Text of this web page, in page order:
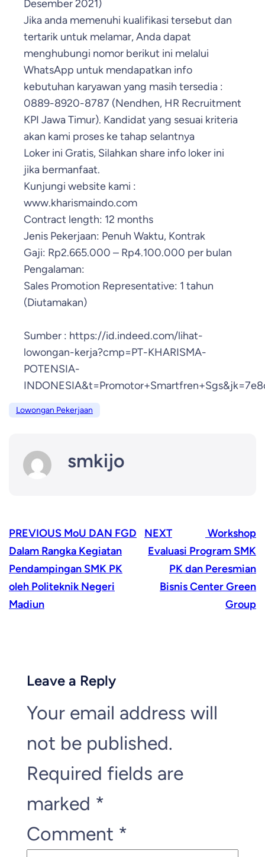
Desember 2021)
Jika anda memenuhi kualifikasi tersebut dan
tertarik untuk melamar, Anda dapat
menghubungi nomor berikut ini melalui
WhatsApp untuk mendapatkan info
kebutuhan karyawan yang masih tersedia :
0889-8920-8787 (Nendhen, HR Recruitment
KPI Jawa Timur). Kandidat yang sesuai kriteria
akan kami proses ke tahap selantnya
Loker ini Gratis, Silahkan share info loker ini
jika bermanfaat.
Kunjungi website kami :
www.kharismaindo.com
Contract length: 12 months
Jenis Pekerjaan: Penuh Waktu, Kontrak
Gaji: Rp2.665.000 – Rp4.100.000 per bulan
Pengalaman:
Sales Promotion Representative: 1 tahun
(Diutamakan)
Sumber : https://id.indeed.com/lihat-
lowongan-kerja?cmp=PT-KHARISMA-
POTENSIA-
Lowongan Pekerjaan
smkijo
PREVIOUS MoU DAN FGD
Dalam Rangka Kegiatan
Pendampingan SMK PK
oleh Politeknik Negeri
Madiun
NEXT
Workshop
Evaluasi Program SMK
PK dan Peresmian
Bisnis Center Green
Group
Leave a Reply
Your email address will
not be published.
Required fields are
marked *
Comment *